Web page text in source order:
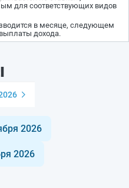
для соответствующих видов
в месяце, следующем
дохода.
2026
2026